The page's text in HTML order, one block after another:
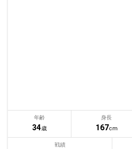
年齢
34歳
身長
167cm
戦績